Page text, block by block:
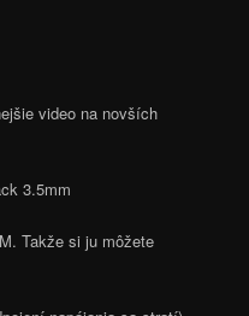
video na novších
3.5mm
Takže si ju môžete